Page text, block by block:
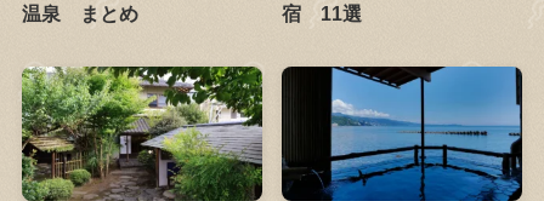
温泉 まとめ
宿 11選